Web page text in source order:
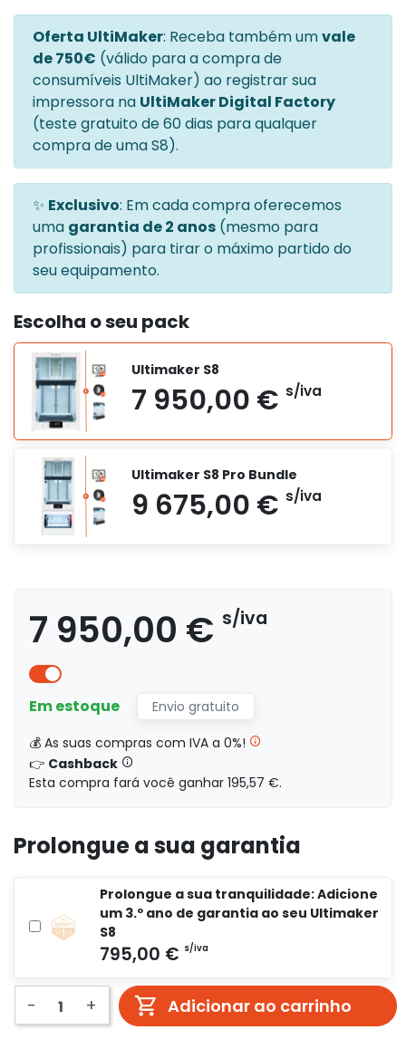
Oferta UltiMaker: Receba também umvale
de 750€ (válido para a compra de
consumíveis UltiMaker) ao registrar sua
impressora na UltiMaker Digital Factory
(teste gratuito de 60 dias para qualquer
compra de uma S8).
✨ Exclusivo: Em cada compra oferecemos
uma garantia de 2 anos (mesmo para
profissionais) para tirar o máximo partido do
seu equipamento.
Escolha o seu pack
Ultimaker S8
7 950,00 €
Ultimaker S8 Pro Bundle
9 675,00 €s/iva
7 950,00 € s/iva
Em estoque
Envio gratuito
💰 As suas compras com IVA a 0%!
👉 Cashback
Esta compra fará você ganhar 195,57 €.
Prolongue a sua garantia
Prolongue a sua tranquilidade: Adicione
um 3.º ano de garantia ao seu Ultimaker
S8
- + Adicionar ao carrinho